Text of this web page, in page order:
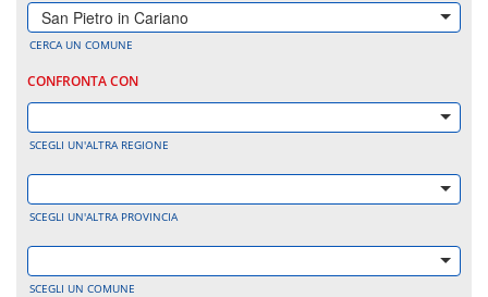
San Pietro in Cariano
CERCA UN COMUNE
CONFRONTA CON
SCEGLI UN'ALTRA REGIONE
SCEGLI UN'ALTRA PROVINCIA
SCEGLI UN COMUNE